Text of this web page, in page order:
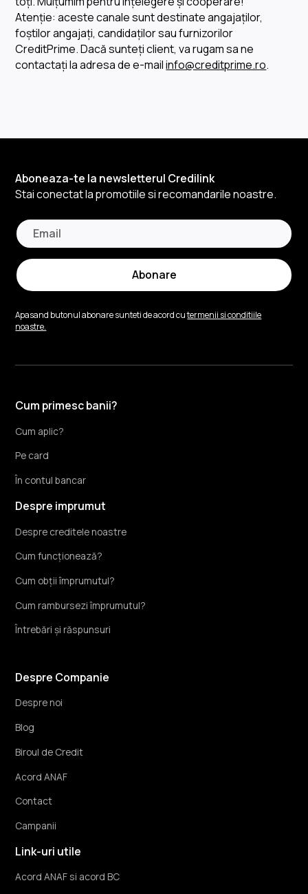
Atenție: aceste canale sunt destinate angajaților,
foștilor angajați, candidaților sau furnizorilor
CreditPrime. Dacă sunteți client, va rugam sa ne
contactați la adresa de e-mailinfo@creditprime.ro.
Aboneaza-te la newsletterul Credilink
Stai conectat la promotiile si recomandarile noastre.
Abonare
Apasand butonul abonare sunteti de acord cutermenii si conditiile
noastre.
Cum primesc banii?
Cum aplic?
Pe card
În contul bancar
Despre imprumut
Despre creditele noastre
Cum funcționează?
Cum obții împrumutul?
Cum rambursezi împrumutul?
Întrebări și răspunsuri
Despre Companie
Despre noi
Blog
Biroul de Credit
Acord ANAF
Contact
Campanii
Link-uri utile
Acord ANAF si acord BC